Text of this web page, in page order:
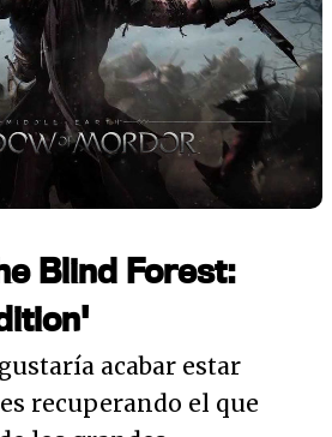
Blind Forest:
acabar estar
recuperando el que